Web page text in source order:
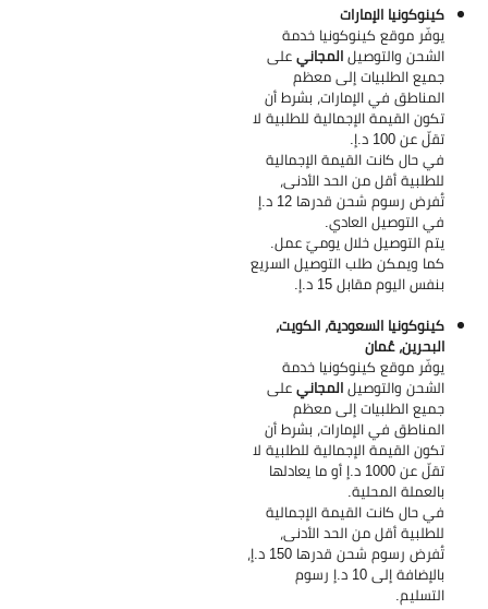
كينوكونيا الإمارات
يوفّر موقع كينوكونيا خدمة
الشحن والتوصيلالمجانيعلى
جميع الطلبيات إلى معظم
المناطق في الإمارات، بشرط أن
تكون القيمة الإجمالية للطلبية لا
تقلّ عن 100 د.إ.
في حال كانت القيمة الإجمالية
للطلبية أقل من الحد الأدنى،
تُفرض رسوم شحن قدرها 12 د.إ
في التوصيل العادي.
يتم التوصيل خلال يوميّ عمل.
كما ويمكن طلب التوصيل السريع
بنفس اليوم مقابل 15 د.إ.
كينوكونيا السعودية، الكويت،
البحرين، عُمان
يوفّر موقع كينوكونيا خدمة
الشحن والتوصيلالمجانيعلى
جميع الطلبيات إلى معظم
المناطق في الإمارات، بشرط أن
تكون القيمة الإجمالية للطلبية لا
تقلّ عن 1000 د.إ أو ما يعادلها
بالعملة المحلية.
في حال كانت القيمة الإجمالية
للطلبية أقل من الحد الأدنى،
تُفرض رسوم شحن قدرها 150 د.إ،
بالإضافة إلى 10 د.إ رسوم
التسليم.